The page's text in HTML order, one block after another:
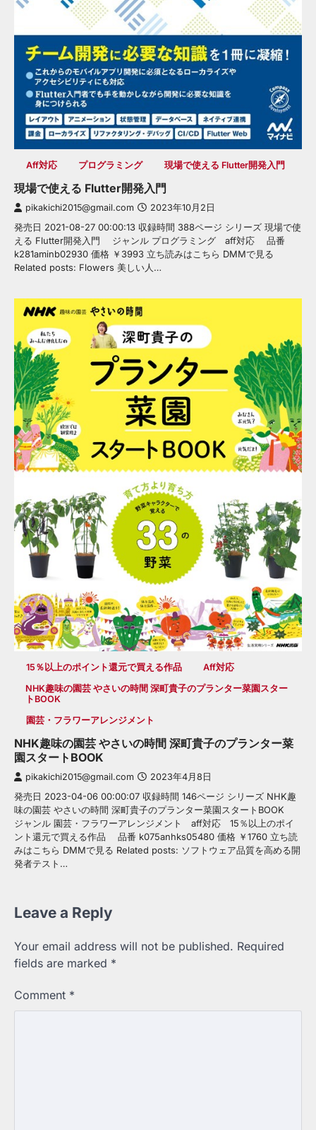
Aff対応 プログラミング 現場で使える Flutter開発入門
現場で使える Flutter開発入門
pikakichi2015@gmail.com 2023年10月2日
発売日 2021-08-27 00:00:13 収録時間 388ページ シリーズ 現場で使
える Flutter開発入門 ジャンル プログラミング aff対応 品番
k281aminb02930 価格 ￥3993 立ち読みはこちら DMMで見る
Related posts: Flowers 美しい人…
15％以上のポイント還元で買える作品
Aff対応
NHK趣味の園芸 やさいの時間 深町貴子のプランター菜園スター
トBOOK
園芸・フラワーアレンジメント
NHK趣味の園芸 やさいの時間 深町貴子のプランター菜
園スタートBOOK
pikakichi2015@gmail.com 2023年4月8日
発売日 2023-04-06 00:00:07 収録時間 146ページ シリーズ NHK趣
味の園芸 やさいの時間 深町貴子のプランター菜園スタートBOOK
ジャンル 園芸・フラワーアレンジメント aff対応 15％以上のポイ
ント還元で買える作品 品番 k075anhks05480 価格 ￥1760 立ち読
みはこちら DMMで見る Related posts: ソフトウェア品質を高める開
発者テスト…
Leave a Reply
Your email address will not be published. Required
fields are marked *
Comment *